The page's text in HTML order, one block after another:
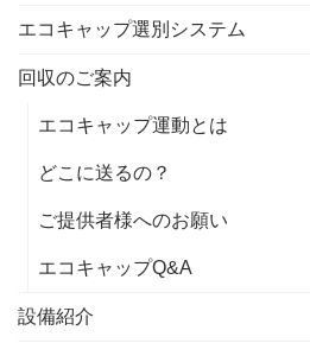
エコキャップ選別システム
回収のご案内
エコキャップ運動とは
どこに送るの？
ご提供者様へのお願い
エコキャップQ&A
設備紹介